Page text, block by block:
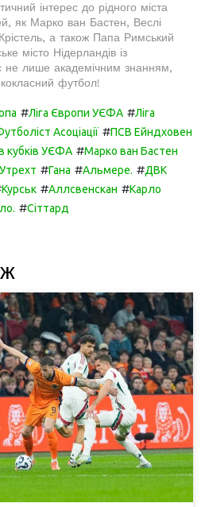
інтерес до рідного міста
як Марко ван Бастен, Веслі
а також Папа Римський
місто Нідерландів із
не лише академічним знанням,
футбол!
#Ліга Європи УЄФА #Ліга
Асоціації #ПСВ Ейндховен
кубків УЄФА #Марко ван Бастен
#Гана #Альмере. #ДВК
Курськ #Аллсвенскан #Карло
#Сіттард